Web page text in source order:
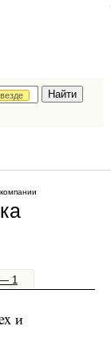
везде
1
и